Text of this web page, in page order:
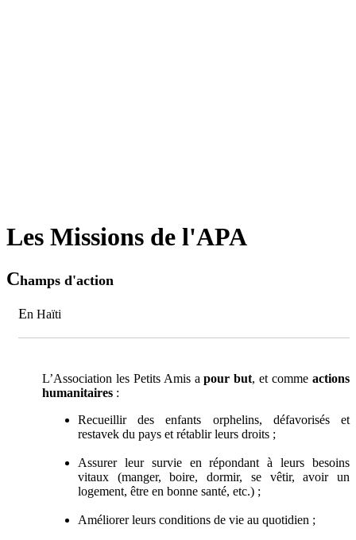
Les Missions de l'APA
Champs d'action
En Haïti
L’Association les Petits Amis apour but, et commeactions
humanitaires :
Recueillir des enfants orphelins, défavorisés et
restavek du pays et rétablir leurs droits ;
Assurer leur survie en répondant à leurs besoins
vitaux (manger, boire, dormir, se vêtir, avoir un
logement, être en bonne santé, etc.) ;
Améliorer leurs conditions de vie au quotidien ;